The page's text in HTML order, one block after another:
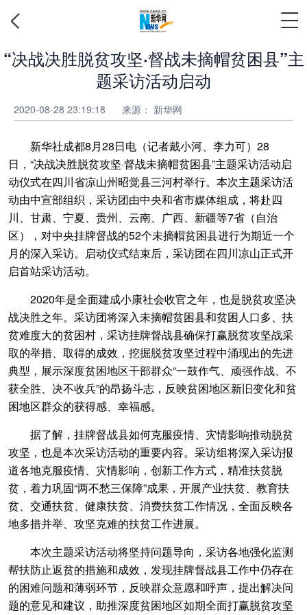
“决战决胜脱贫攻坚·督战未摘帽贫困县”主
题采访活动启动
2020-08-28 23:19:18 来源： 新华网
新华社成都8月28日电（记者戴小河、李力可）28
日，“决战决胜脱贫攻坚·督战未摘帽贫困县”主题采访活动启
动仪式在四川省凉山州昭觉县三河村举行。本次主题采访活
动由中宣部组织，采访团由中央和省市媒体组成，将赴四
川、甘肃、宁夏、贵州、云南、广西、新疆等7省（自治
区），对中央挂牌督战的52个未摘帽贫困县进行为期近一个
月的深入采访。启动仪式结束后，采访团在四川凉山正式开
启首站采访活动。
2020年是全面建成小康社会收官之年，也是脱贫攻坚决
战决胜之年。采访团将深入未摘帽贫困县和贫困人口多、扶
贫难度大的贫困村，采访挂牌督战县确保打赢脱贫攻坚战采
取的举措、取得的成效，挖掘脱贫攻坚过程中涌现出的先进
典型，展示深度贫困地区干部群众“一鼓作气、顽强作战、不
获全胜、决不收兵”的昂扬斗志，反映贫困地区新旧变化和贫
困地区群众的获得感、幸福感。
据了解，挂牌督战县如何克服疫情、灾情影响推动脱贫
攻坚，也是本次采访活动的重要内容。采访组将深入采访报
道各地克服疫情、灾情影响，创新工作方式，精准扶贫脱
贫，着力巩固“两不愁三保障”成果，开展产业扶贫、教育扶
贫、交通扶贫、健康扶贫、消费扶贫工作情况，全面反映各
地多措并举、攻坚克难的扶贫工作进展。
本次主题采访活动将坚持问题导向，采访各地强化监测
帮扶防止返贫的措施和成效，发现挂牌督战县工作中仍存在
的困难问题和薄弱环节，反映群众意愿和呼声，提出解决问
题的意见和建议，助推深度贫困地区如期全面打赢脱贫攻坚